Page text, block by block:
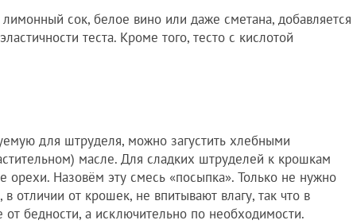
сок, белое вино или даже сметана, добавляется
теста. Кроме того, тесто с кислотой
для штруделя, можно загустить хлебными
масле. Для сладких штруделей к крошкам
Назовём эту смесь «посыпка». Только не нужно
от крошек, не впитывают влагу, так что в
бедности, а исключительно по необходимости.